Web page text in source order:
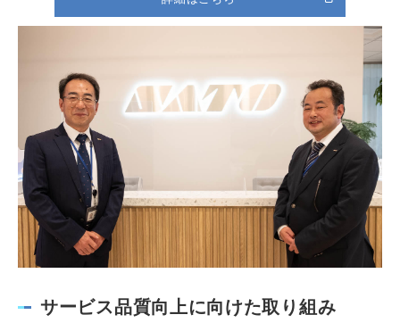
サービス品質向上に向けた取り組み